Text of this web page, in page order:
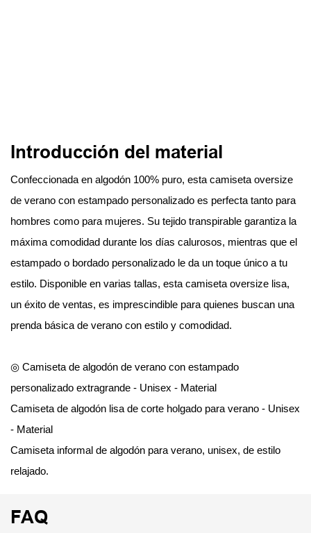
Introducción del material
Confeccionada en algodón 100% puro, esta camiseta oversize
de verano con estampado personalizado es perfecta tanto para
hombres como para mujeres. Su tejido transpirable garantiza la
máxima comodidad durante los días calurosos, mientras que el
estampado o bordado personalizado le da un toque único a tu
estilo. Disponible en varias tallas, esta camiseta oversize lisa,
un éxito de ventas, es imprescindible para quienes buscan una
prenda básica de verano con estilo y comodidad.
◎ Camiseta de algodón de verano con estampado
personalizado extragrande - Unisex - Material
Camiseta de algodón lisa de corte holgado para verano - Unisex
- Material
Camiseta informal de algodón para verano, unisex, de estilo
relajado.
FAQ